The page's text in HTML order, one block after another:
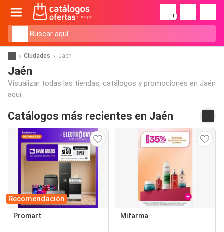
!
Ciudades Jaén
Jaén
Visualizar todas las tiendas, catálogos y promociones en Jaén
aquí.
Catálogos más recientes en Jaén
Recomendación
Promart Mifarma